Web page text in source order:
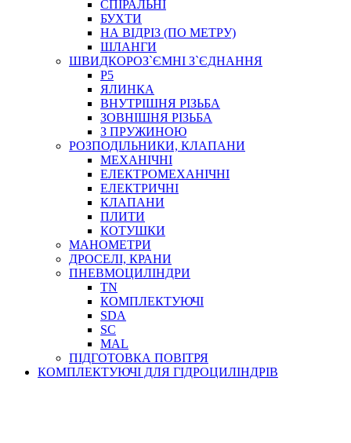
СПІРАЛЬНІ
БУХТИ
НА ВІДРІЗ (ПО МЕТРУ)
ШЛАНГИ
ШВИДКОРОЗ`ЄМНІ З`ЄДНАННЯ
P5
ЯЛИНКА
ВНУТРІШНЯ РІЗЬБА
ЗОВНІШНЯ РІЗЬБА
З ПРУЖИНОЮ
РОЗПОДІЛЬНИКИ, КЛАПАНИ
МЕХАНІЧНІ
ЕЛЕКТРОМЕХАНІЧНІ
ЕЛЕКТРИЧНІ
КЛАПАНИ
ПЛИТИ
КОТУШКИ
МАНОМЕТРИ
ДРОСЕЛІ, КРАНИ
ПНЕВМОЦИЛІНДРИ
TN
КОМПЛЕКТУЮЧІ
SDA
SC
MAL
ПІДГОТОВКА ПОВІТРЯ
КОМПЛЕКТУЮЧІ ДЛЯ ГІДРОЦИЛІНДРІВ